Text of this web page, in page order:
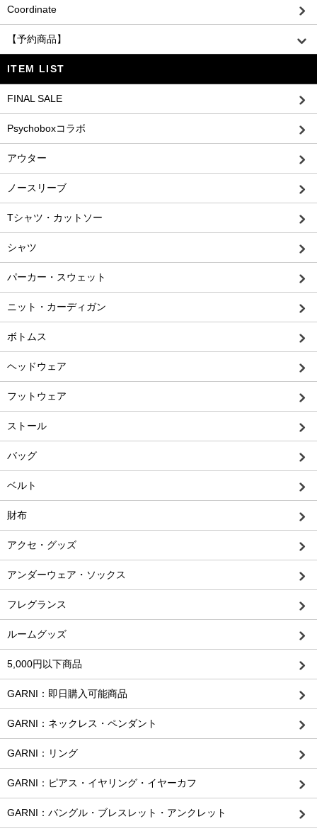
Coordinate
【予約商品】
ITEM LIST
FINAL SALE
Psychoboxコラボ
アウター
ノースリーブ
Tシャツ・カットソー
シャツ
パーカー・スウェット
ニット・カーディガン
ボトムス
ヘッドウェア
フットウェア
ストール
バッグ
ベルト
財布
アクセ・グッズ
アンダーウェア・ソックス
フレグランス
ルームグッズ
5,000円以下商品
GARNI：即日購入可能商品
GARNI：ネックレス・ペンダント
GARNI：リング
GARNI：ピアス・イヤリング・イヤーカフ
GARNI：バングル・ブレスレット・アンクレット